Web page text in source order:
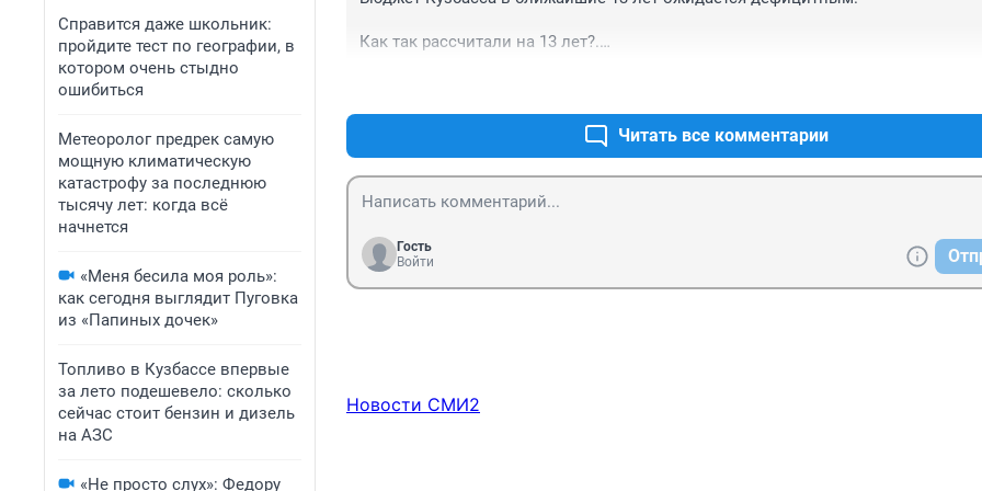
Справится даже школьник:
пройдите тест по географии, в
котором очень стыдно
ошибиться
Метеоролог предрек самую
мощную климатическую
катастрофу за последнюю
тысячу лет: когда всё
начнется
«Меня бесила моя роль»:
как сегодня выглядит Пуговка
из «Папиных дочек»
Топливо в Кузбассе впервые
за лето подешевело: сколько
сейчас стоит бензин и дизель
на АЗС
«Не просто слух»: Федору
Как так рассчитали на 13 лет?.
Читать все комментарии
Гость
Войти
Новости СМИ2